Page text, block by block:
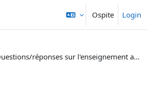
Ospite Login
Questions/réponses sur l'enseignement avec Teams dans les auditoires - Fragen/Antworten zum Studium mit Teams in dem Auditorium